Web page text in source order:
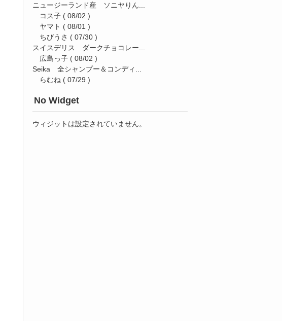
ニュージーランド産 ソニヤりん...
コス子 ( 08/02 )
ヤマト ( 08/01 )
ちびうさ ( 07/30 )
スイスデリス ダークチョコレー...
広島っ子 ( 08/02 )
Seika 全シャンプー＆コンディ...
らむね ( 07/29 )
No Widget
ウィジットは設定されていません。